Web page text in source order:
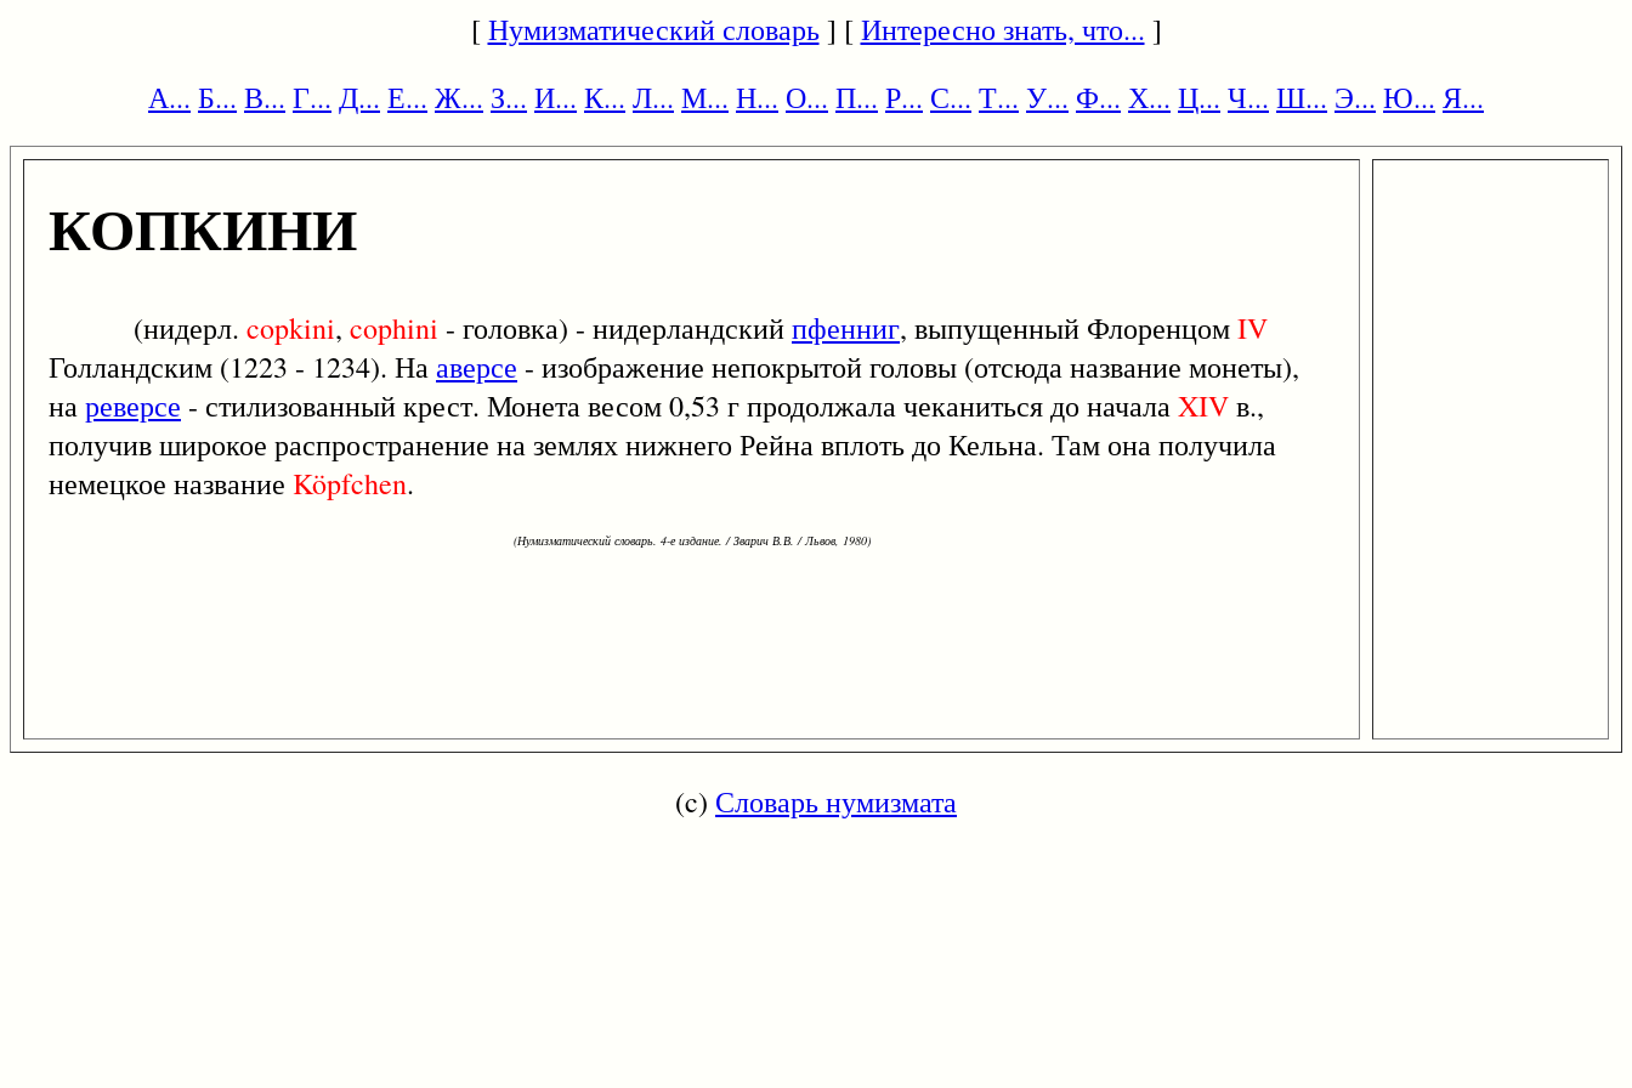
[Нумизматический словарь] [Интересно знать, что... ]
А... Б... В... Г... Д... Е... Ж... З... И... К... Л... М... Н... О... П... Р... С... Т... У... Ф... Х... Ц... Ч... Ш... Э... Ю... Я...
КОПКИНИ
(нидерл. copkini, cophini - головка) - нидерландскийпфенниг, выпущенный ФлоренцомIV
Голландским (1223 - 1234). Нааверсе - изображение непокрытой головы (отсюда название монеты),
нареверсе - стилизованный крест. Монета весом 0,53 г продолжала чеканиться до началаXIVв.,
получив широкое распространение на землях нижнего Рейна вплоть до Кельна. Там она получила
немецкое название Köpfchen.
(Нумизматический словарь. 4-е издание. / Зварич В.В. / Львов, 1980)
(c) Словарь нумизмата